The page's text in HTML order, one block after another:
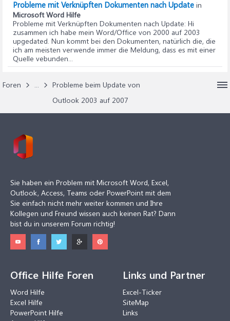
Probleme mit Verknüpften Dokumenten nach Update in
Microsoft Word Hilfe
Probleme mit Verknüpften Dokumenten nach Update: Hi
zusammen ich habe mein Word/Office von 2000 auf 2003
upgedated. Nun kommt bei den Dokumenten, natürlich die, die
ich am meisten verwende immer die Meldung, dass es mit einer
Quelle vebunden...
Foren ...
Probleme beim Update von
Outlook 2003 auf 2007
Sie haben ein Problem mit Microsoft Word, Excel,
Outlook, Access, Teams oder PowerPoint mit dem
Sie einfach nicht mehr weiter kommen und Ihre
Kollegen und Freund wissen auch keinen Rat? Dann
bist du in unserem Forum richtig!
Office Hilfe Foren
Word Hilfe
Excel Hilfe
PowerPoint Hilfe
Links und Partner
Excel-Ticker
SiteMap
Links